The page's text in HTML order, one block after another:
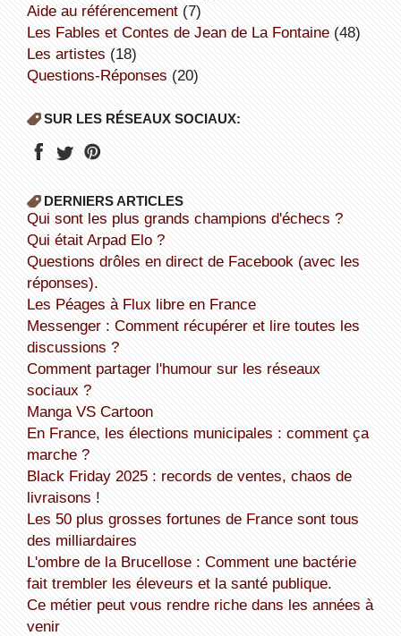
aide au référencement(7)
Les Fables et Contes de Jean de La Fontaine(48)
Les artistes (18)
Questions-Réponses (20)
SUR LES RÉSEAUX SOCIAUX:
DERNIERS ARTICLES
Qui sont les plus grands champions d'échecs ?
Qui était Arpad Elo ?
Questions drôles en direct de Facebook (avec les
réponses).
Les Péages à Flux libre en France
Messenger : Comment récupérer et lire toutes les
discussions ?
Comment partager l'humour sur les réseaux
sociaux ?
Manga VS Cartoon
En France, les élections municipales : comment ça
marche ?
Black Friday 2025 : records de ventes, chaos de
livraisons !
Les 50 plus grosses fortunes de France sont tous
des milliardaires
L'ombre de la Brucellose : Comment une bactérie
fait trembler les éleveurs et la santé publique.
Ce métier peut vous rendre riche dans les années à
venir